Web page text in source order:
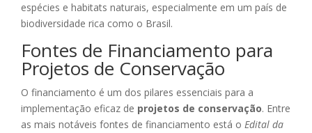
espécies e habitats naturais, especialmente em um país de
biodiversidade rica como o Brasil.
Fontes de Financiamento para
Projetos de Conservação
O financiamento é um dos pilares essenciais para a
implementação eficaz de projetos de conservação. Entre
as mais notáveis fontes de financiamento está o Edital da